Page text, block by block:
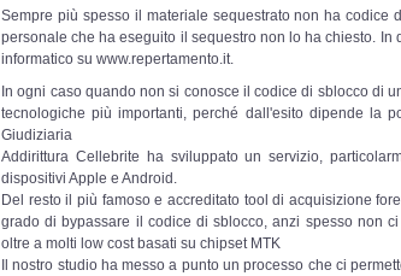
Sempre più spesso il materiale sequestrato non ha
personale che ha eseguito il sequestro non lo ha chiesto.
informatico su www.repertamento.it.
In ogni caso quando non si conosce il codice di sblocco di
tecnologiche più importanti, perché dall'esito dipende la
Giudiziaria
Addirittura Cellebrite ha sviluppato un servizio,
dispositivi Apple e Android.
Del resto il più famoso e accreditato tool di acquisizione
grado di bypassare il codice di sblocco, anzi spesso non
oltre a molti low cost basati su chipset MTK
Il nostro studio ha messo a punto un processo che ci